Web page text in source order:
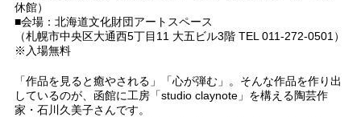
休館）
■会場：北海道文化財団アートスペース
（札幌市中央区大通西5丁目11 大五ビル3階 TEL 011-272-0501）
※入場無料
「作品を見ると癒やされる」「心が弾む」。そんな作品を作り出
しているのが、函館に工房「studio claynote」を構える陶芸作
家・石川久美子さんです。